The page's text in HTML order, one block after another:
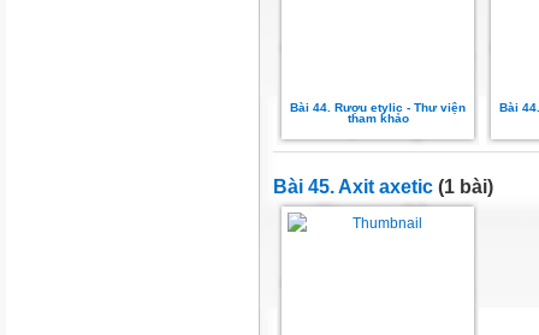
Bài 44. Rượu etylic - Thư viện
tham khảo
Bài
Bài 45. Axit axetic (1 bài)